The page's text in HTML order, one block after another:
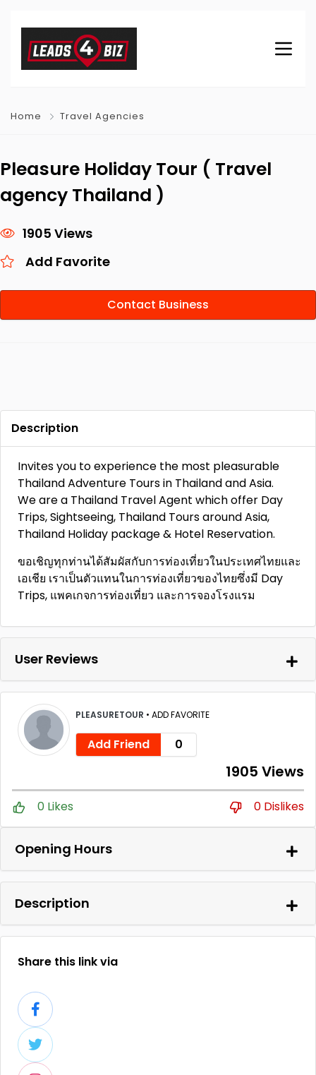
Home Travel Agencies
Pleasure Holiday Tour ( Travel
agency Thailand )
1905 Views
Add Favorite
Contact Business
Description
Invites you to experience the most pleasurable
Thailand Adventure Tours in Thailand and Asia.
We are a Thailand Travel Agent which offer Day
Trips, Sightseeing, Thailand Tours around Asia,
Thailand Holiday package & Hotel Reservation.
ขอเชิญทุกท่านได้สัมผัสกับการท่องเที่ยวในประเทศไทยและ
เอเชีย เราเป็นตัวแทนในการท่องเที่ยวของไทยซึ่งมี Day
Trips, แพคเกจการท่องเที่ยว และการจองโรงแรม
User Reviews
PLEASURETOUR • ADD FAVORITE
Add Friend 0
1905 Views
0 Likes 0 Dislikes
Opening Hours
Description
Share this link via